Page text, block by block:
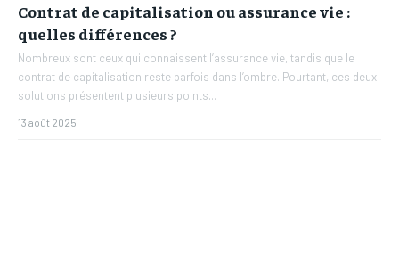
Contrat de capitalisation ou assurance vie :
quelles différences ?
Nombreux sont ceux qui connaissent l’assurance vie, tandis que le
contrat de capitalisation reste parfois dans l’ombre. Pourtant, ces deux
solutions présentent plusieurs points...
13 août 2025